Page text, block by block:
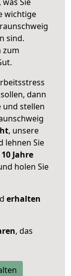
wichtige
sind.
zum
dann
und stellen
, unsere
lehnen Sie
Jahre
holen Sie
erhalten
, das